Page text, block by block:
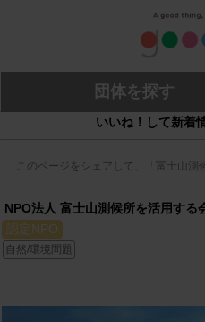
団体を探す
いいね！して新着
このページをシェアして、「富士山
NPO法人 富士山測候所を活用する
認定NPO
自然/環境問題